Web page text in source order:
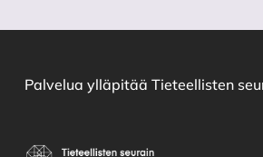
Palvelua ylläpitää Tieteellisten